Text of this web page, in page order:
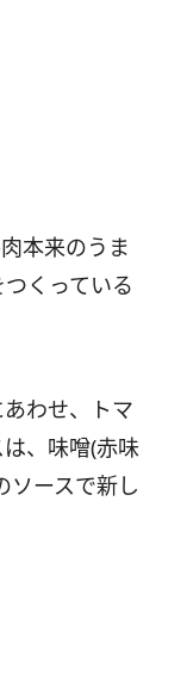
本来のうま
くっている
わせ、トマ
、味噌(赤味
ソースで新し